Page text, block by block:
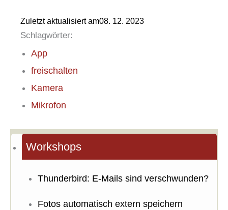
Workshops
Thunderbird: E-Mails sind verschwunden?
Fotos automatisch extern speichern
Zuletzt aktualisiert am08. 12. 2023
Schlagwörter:
App
freischalten
Kamera
Mikrofon